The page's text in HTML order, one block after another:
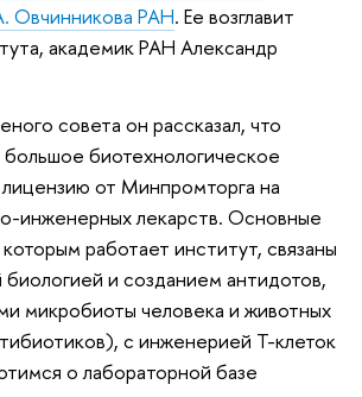
РАН. Ее возглавит
академик РАН Александр
совета он рассказал, что
биотехнологическое
от Минпромторга на
инженерных лекарств. Основные
работает институт, связаны
и созданием антидотов,
микробиоты человека и животных
с инженерией Т-клеток
о лабораторной базе